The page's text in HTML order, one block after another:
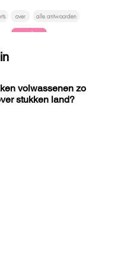
over alle antwoorden
vragen lessen
volwassenen zo
stukken land?